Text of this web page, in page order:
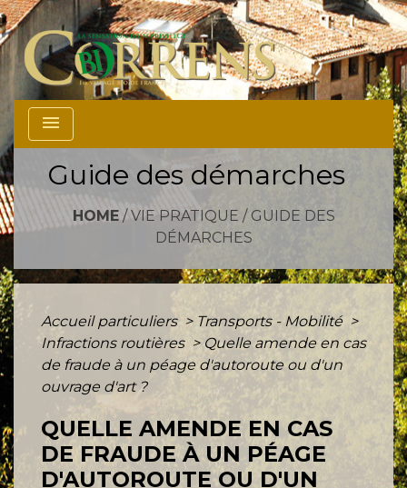
menu
Guide des démarches
HOME/ VIE PRATIQUE / GUIDE DES
DÉMARCHES
Accueil particuliers > Transports - Mobilité >
Infractions routières > Quelle amende en cas
de fraude à un péage d'autoroute ou d'un
ouvrage d'art ?
QUELLE AMENDE EN CAS
DE FRAUDE À UN PÉAGE
D'AUTOROUTE OU D'UN